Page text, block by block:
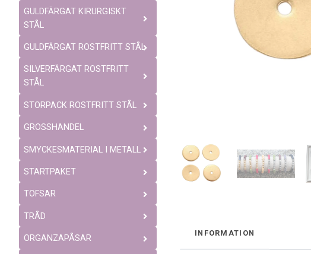
GULDFÄRGAT KIRURGISKT
STÅL
GULDFÄRGAT ROSTFRITT STÅL
SILVERFÄRGAT ROSTFRITT
STÅL
STORPACK ROSTFRITT STÅL
GROSSHANDEL
SMYCKESMATERIAL I METALL
STARTPAKET
TOFSAR
TRÅD
ORGANZAPÅSAR
INFORMATION